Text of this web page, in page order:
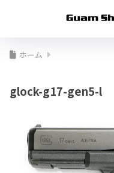
ホーム
glock-g17-gen5-l